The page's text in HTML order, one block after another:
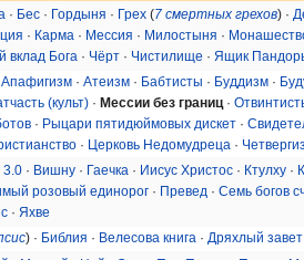
· Бес · Гордыня · Грех (7 смертных грехов) ·
· Карма · Мессия · Милостыня ·
вклад Бога · Чёрт · Чистилище · Ящик
Апафигизм · Атеизм · Бабтисты · Буддизм ·
(культ) · Мессии без границ ·
· Рыцари пятидюймовых дискет ·
· Церковь Недомудреца ·
3.0 · Вишну · Гаечка · Иисус Христос · Ктулху ·
розовый единорог · Превед · Семь богов
· Яхве
) · Библия · Велесова книга · Дряхлый завет